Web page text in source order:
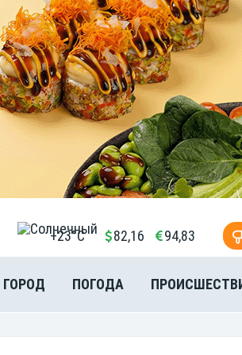
+23°C 82,16 94,83
ГОРОД ПОГОДА